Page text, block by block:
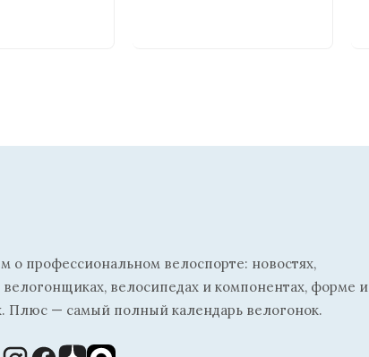
о профессиональном велоспорте: новостях,
велогонщиках, велосипедах и компонентах, форме и
Плюс — самый полный календарь велогонок.